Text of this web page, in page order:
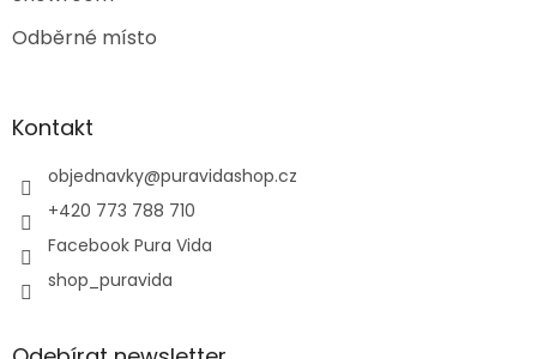
Odběrné místo
Kontakt
objednavky@puravidashop.cz
+420 773 788 710
Facebook Pura Vida
shop_puravida